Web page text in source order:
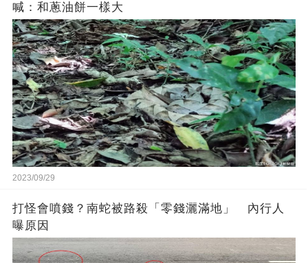
喊：和蔥油餅一樣大
2023/09/29
打怪會噴錢？南蛇被路殺「零錢灑滿地」 內行人
曝原因